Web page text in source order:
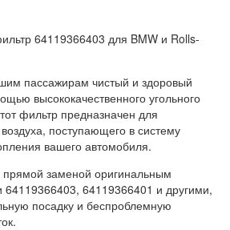
64119366403 для BMW и Rolls-
пассажирам чистый и здоровый
высококачественного угольного
фильтр предназначен для
поступающего в систему
вашего автомобиля.
прямой заменой оригинальным
64119366401 и другими,
посадку и беспроблемную